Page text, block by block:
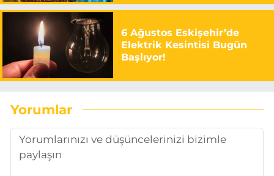
6 Ağustos Eskişehir’de
Elektrik Kesintisi Bugün
Başlıyor!
Yorumlar